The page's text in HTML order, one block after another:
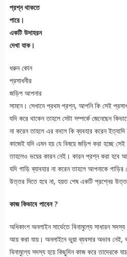
প্রশ্ন থাকতে
পারে।
একটি উদাহরন
দেখা যাক।
ধরুন কোন
প্রসাধনীর
জড়িপ আপনার
সামনে। সেখানে প্রথম প্রশ্ন, আপনি কি সেই
যদি করে থাকেন তাহলে সেটা সম্পর্কে জেনেছেন
না করেন তাহলে এর বদলে কি ব্যবহার করেন ইত্যাদি
কাজেই যদি এমন হয় যে বিষয়ে জড়িপ করা হচ্ছে
তাহলেও ভয়ের কারন নেই। কারন প্রশ্ন করা হবে
যদি গাড়ি ব্যাবহার না করেন তাহলে আপনাকে
উত্তর দিতে হবে না, হয়ত শেষ একটি প্রশ্নের
কাজ কিভাবে পাবেন ?
অধিকাংশ অনলাইন সার্ভেতে বিনামুল্যে সাধারন
আয় করা যায়। অনলাইনে ভুয়া ব্যবসার অভাব নেই,
বিনামুল্যে সদস্য হয়ে কিছুদিন কাজ করে তাদেরকে